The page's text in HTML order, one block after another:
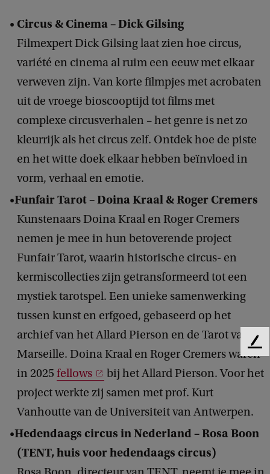
Circus & Cinema – Dick Gilsing
Filmexpert Dick Gilsing laat zien hoe circus,
variété en cinema al ruim een eeuw met elkaar
verweven zijn. Van korte filmpjes met acrobaten
uit de vroege bioscooptijd tot films met
complexe circusverhalen – het genre is net zo
kleurrijk als het circus zelf. Ontdek hoe de piste
en het witte doek elkaar hebben beïnvloed in
vorm, verhaal en emotie.
Funfair Tarot – Doina Kraal & Roger Cremers
Kunstenaars Doina Kraal en Roger Cremers
nemen je mee in hun betoverende project
Funfair Tarot, waarin historische circus- en
kermiscollecties zijn getransformeerd tot een
mystiek tarotspel. Een unieke samenwerking
tussen kunst en erfgoed, gebaseerd op het
archief van het Allard Pierson en de Tarot van
Marseille. Doina Kraal en Roger Cremers waren
in 2025 fellows
bij het Allard Pierson. Voor het
project werkte zij samen met prof. Kurt
Vanhoutte van de Universiteit van Antwerpen.
Hedendaags circus in Nederland – Rosa Boon
(TENT, huis voor hedendaags circus)
F
e
e
k